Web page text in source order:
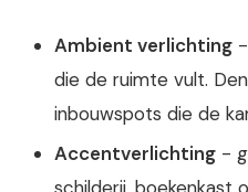
Ambient verlichting
die de ruimte vult.
inbouwspots die de
Accentverlichting -